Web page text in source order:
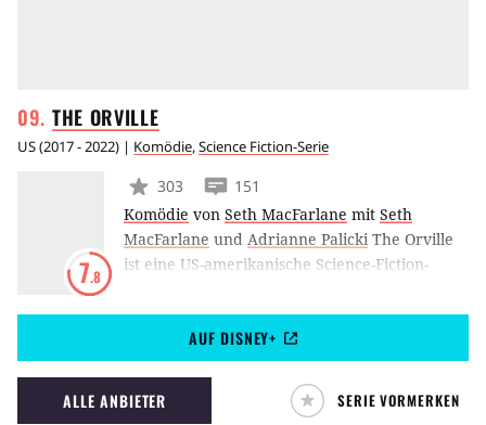
THE ORVILLE
US(2017 - 2022) | Komödie,Science Fiction-Serie
7.8
303
151
Komödie von Seth MacFarlane mit Seth
MacFarlane und Adrianne Palicki The Orville
ist eine US-amerikanische Science-Fiction-
wurde von Family-Guy-Schöpfer Seth
MacFarlane kreiert und erzählt von den
aufregenden Abenteuern, die die Crew des
Raumschiffs The Orville in den unendlichen
Weiten des Weltraums erlebt.
AUF DISNEY+
ALLE ANBIETER SERIE VORMERKEN